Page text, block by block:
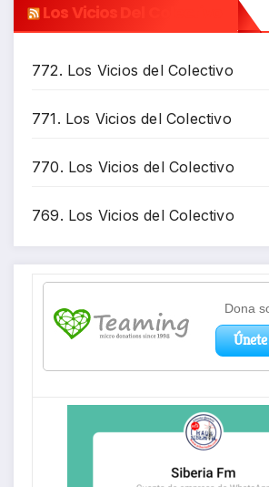
Los Vicios Del Colectivo
772. Los Vicios del Colectivo
771. Los Vicios del Colectivo
770. Los Vicios del Colectivo
769. Los Vicios del Colectivo